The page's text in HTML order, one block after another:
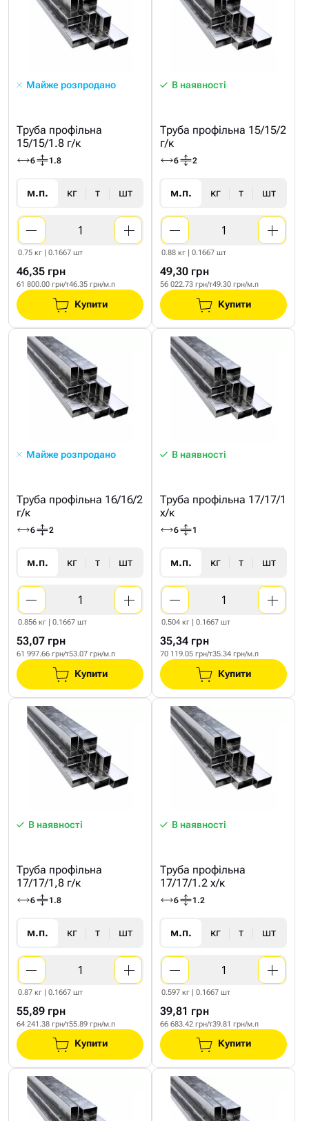
Майже розпродано
Труба профільна
15/15/1.8 г/к
6 1.8
м.п. кг т шт
0.75 кг | 0.1667 шт
46,35 грн
61 800.00 грн/т46.35 грн/м.п
Купити
В наявності
Труба профільна 15/15/2
г/к
6 2
м.п. кг т шт
0.88 кг | 0.1667 шт
49,30 грн
56 022.73 грн/т49.30 грн/м.п
Купити
Майже розпродано
Труба профільна 16/16/2
г/к
6 2
м.п. кг т шт
0.856 кг | 0.1667 шт
53,07 грн
61 997.66 грн/т53.07 грн/м.п
Купити
В наявності
Труба профільна 17/17/1
х/к
6 1
м.п. кг т шт
0.504 кг | 0.1667 шт
35,34 грн
70 119.05 грн/т35.34 грн/м.п
Купити
В наявності
Труба профільна
17/17/1,8 г/к
6 1.8
м.п. кг т шт
0.87 кг | 0.1667 шт
55,89 грн
64 241.38 грн/т55.89 грн/м.п
Купити
В наявності
Труба профільна
17/17/1.2 х/к
6 1.2
м.п. кг т шт
0.597 кг | 0.1667 шт
39,81 грн
66 683.42 грн/т39.81 грн/м.п
Купити